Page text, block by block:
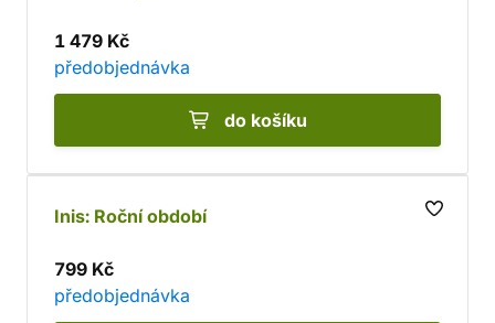
1 479 Kč
předobjednávka
do košíku
Inis: Roční období
799 Kč
předobjednávka